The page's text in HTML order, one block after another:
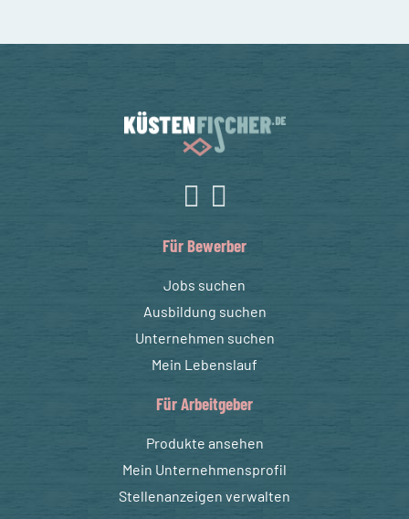
Für Bewerber
Jobs suchen
Ausbildung suchen
Unternehmen suchen
Mein Lebenslauf
Für Arbeitgeber
Produkte ansehen
Mein Unternehmensprofil
Stellenanzeigen verwalten